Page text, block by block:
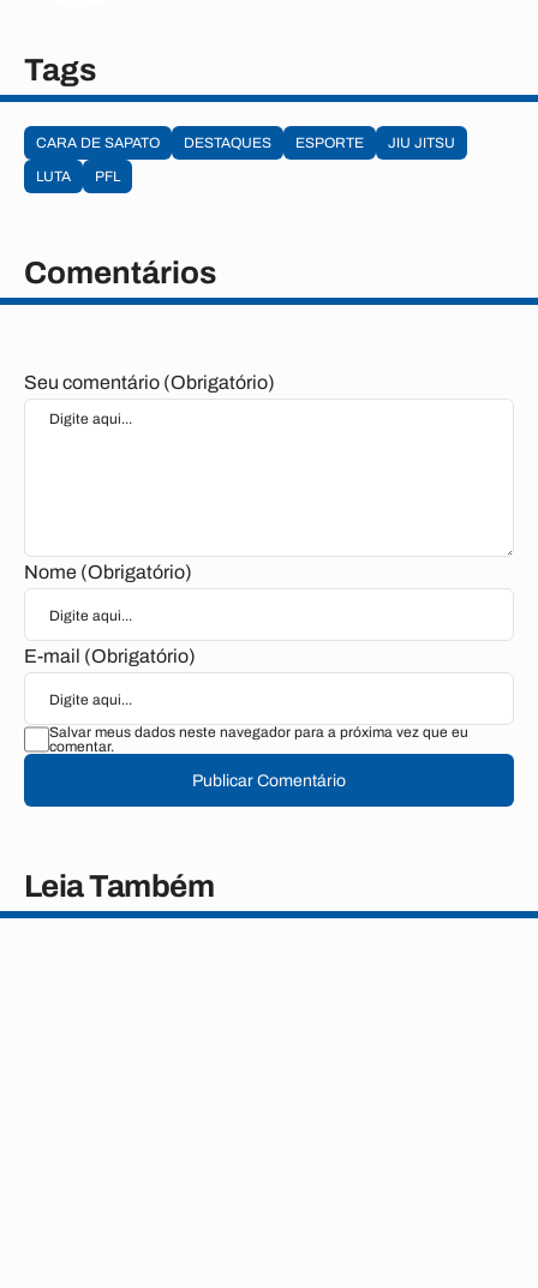
Tags
CARA DE SAPATO DESTAQUES ESPORTE
JIU JITSU
LUTA
PFL
Comentários
Seu comentário (Obrigatório)
Nome (Obrigatório)
E-mail (Obrigatório)
Salvar meus dados neste navegador para a próxima vez que eu
comentar.
Publicar Comentário
Leia Também